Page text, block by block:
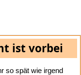
ist vorbei
so spät wie irgend